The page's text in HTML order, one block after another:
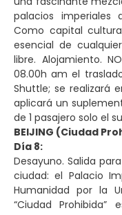
palacios imperiales
Como capital
esencial de
libre. Alojamiento.
08.00h am el
Shuttle; se realizará
aplicará un
de 1 pasajero solo el
BEIJING (Ciudad
Día 8:
Desayuno. Salida
ciudad: el Palacio
Humanidad por la
“Ciudad